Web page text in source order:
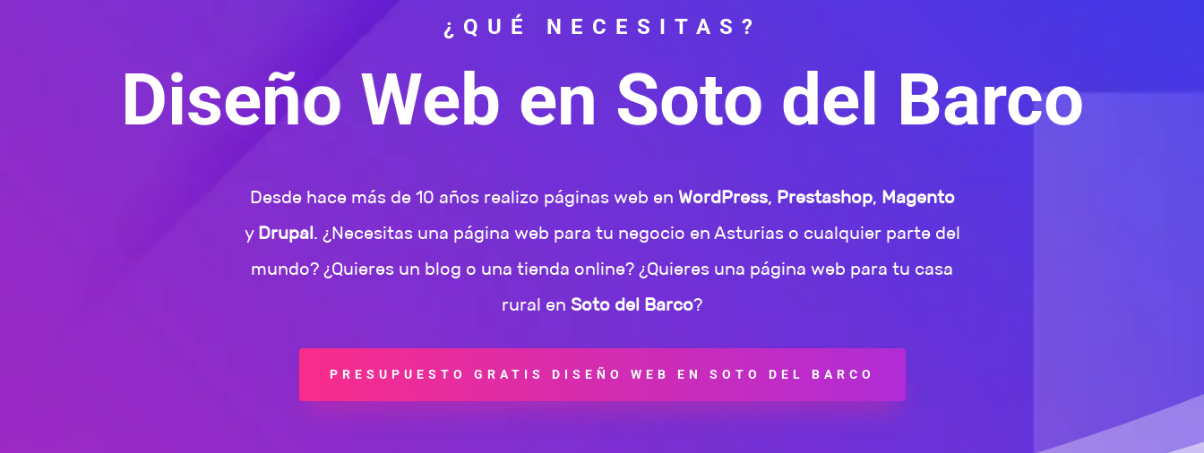
¿QUÉ NECESITAS?
Diseño Web en Soto del Barco
Desde hace más de 10 años realizo páginas web en WordPress, Prestashop, Magento
y Drupal. ¿Necesitas una página web para tu negocio en Asturias o cualquier parte del
mundo? ¿Quieres un blog o una tienda online? ¿Quieres una página web para tu casa
rural en Soto del Barco?
PRESUPUESTO GRATIS DISEÑO WEB EN SOTO DEL BARCO